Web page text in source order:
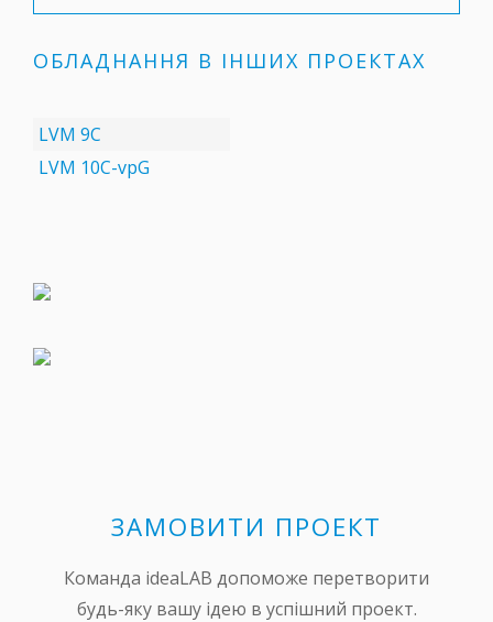
ОБЛАДНАННЯ В ІНШИХ ПРОЕКТАХ
LVM 9C
LVM 10C-vpG
ЗАМОВИТИ ПРОЕКТ
Команда ideaLAB допоможе перетворити
будь-яку вашу ідею в успішний проект.